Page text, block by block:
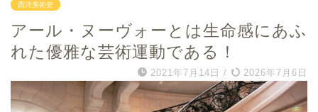
西洋美術史
アール・ヌーヴォーとは生命感にあふ
れた優雅な芸術運動である！
2021年7月14日 / 2026年7月6日